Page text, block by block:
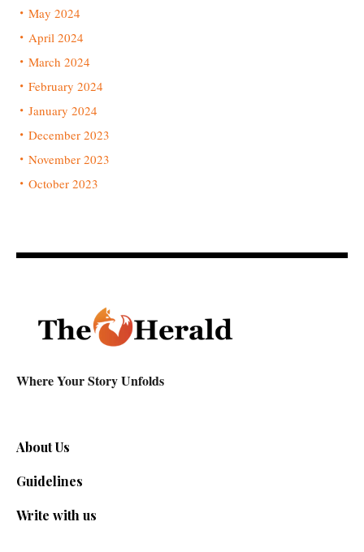
May 2024
April 2024
March 2024
February 2024
January 2024
December 2023
November 2023
October 2023
Where Your Story Unfolds
About Us
Guidelines
Write with us